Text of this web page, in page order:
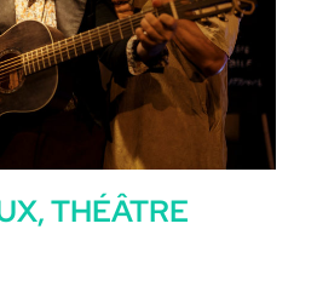
THÉÂTRE